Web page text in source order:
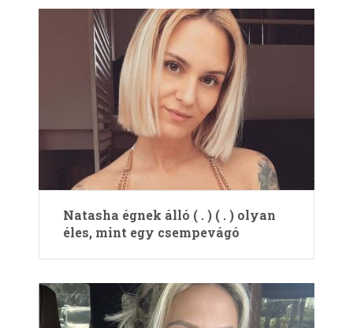
Natasha égnek álló ( . ) ( . ) olyan
éles, mint egy csempevágó